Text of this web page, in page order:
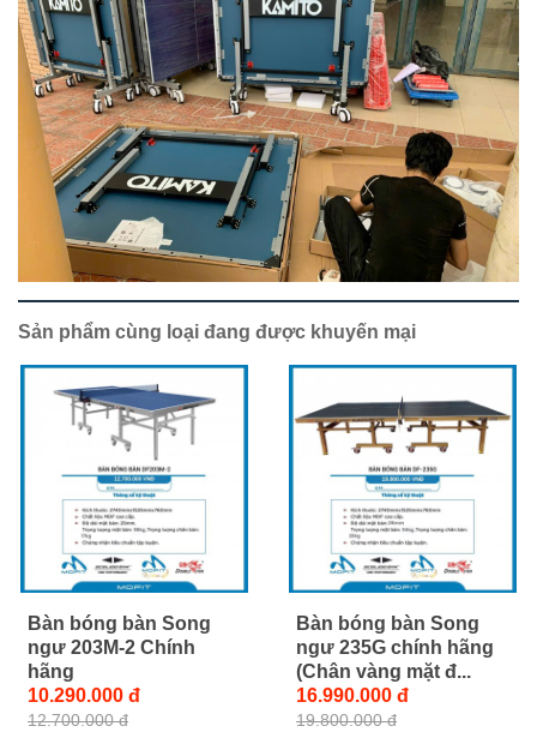
Sản phẩm cùng loại đang được khuyến mại
Bàn bóng bàn Song
ngư 203M-2 Chính
hãng
10.290.000 đ
12.700.000 đ
Bàn bóng bàn Song
ngư 235G chính hãng
(Chân vàng mặt đ...
16.990.000 đ
19.800.000 đ